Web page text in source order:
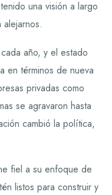
una visión a largo
año, y el estado
en términos de nueva
privadas como
se agravaron hasta
cambió la política,
fiel a su enfoque de
listos para construir y